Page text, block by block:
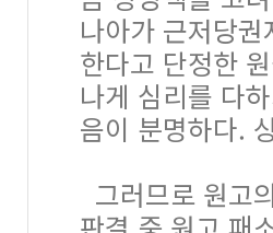
나아가 근저당
한다고 단정한
나게 심리를 다
음이 분명하다.
그러므로 원고